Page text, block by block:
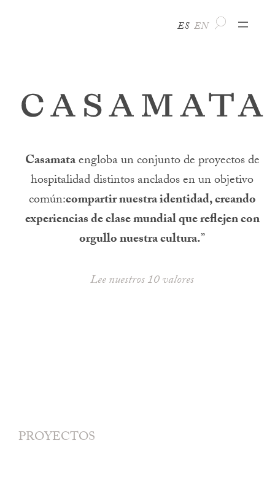
ES EN
Casamataengloba un conjunto de proyectos de
hospitalidad distintos anclados en un objetivo
común:compartir nuestra identidad, creando
experiencias de clase mundial que reflejen con
orgullo nuestra cultura.”
Lee nuestros 10 valores
PROYECTOS